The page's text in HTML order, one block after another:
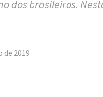
dos brasileiros.
de 2019